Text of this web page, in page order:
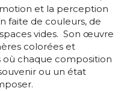
et la perception
faite de couleurs, de
vides. Son œuvre
colorées et
chaque composition
ou un état